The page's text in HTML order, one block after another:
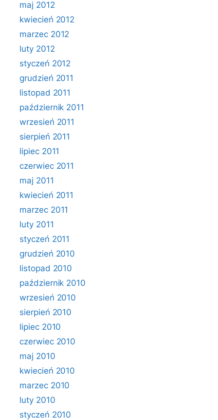
maj 2012
kwiecień 2012
marzec 2012
luty 2012
styczeń 2012
grudzień 2011
listopad 2011
październik 2011
wrzesień 2011
sierpień 2011
lipiec 2011
czerwiec 2011
maj 2011
kwiecień 2011
marzec 2011
luty 2011
styczeń 2011
grudzień 2010
listopad 2010
październik 2010
wrzesień 2010
sierpień 2010
lipiec 2010
czerwiec 2010
maj 2010
kwiecień 2010
marzec 2010
luty 2010
styczeń 2010